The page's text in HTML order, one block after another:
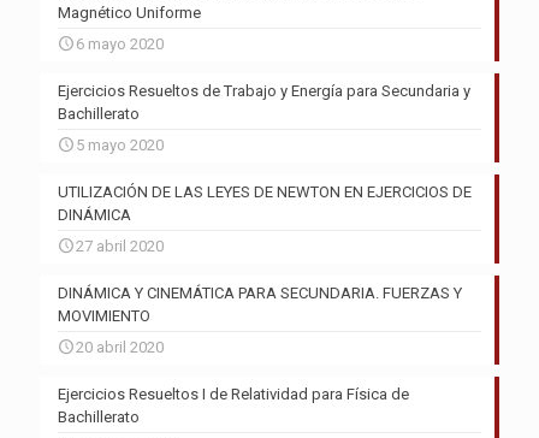
Magnético Uniforme
6 mayo 2020
Ejercicios Resueltos de Trabajo y Energía para Secundaria y
Bachillerato
5 mayo 2020
UTILIZACIÓN DE LAS LEYES DE NEWTON EN EJERCICIOS DE
DINÁMICA
27 abril 2020
DINÁMICA Y CINEMÁTICA PARA SECUNDARIA. FUERZAS Y
MOVIMIENTO
20 abril 2020
Ejercicios Resueltos I de Relatividad para Física de
Bachillerato